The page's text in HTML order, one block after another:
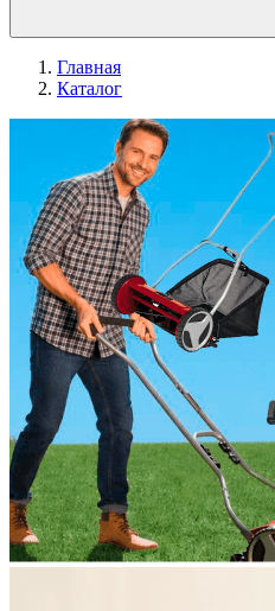
Главная
Каталог